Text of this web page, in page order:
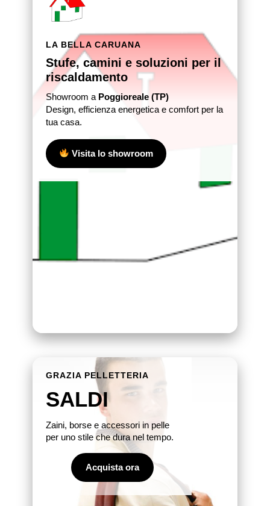
LA BELLA CARUANA
Stufe, camini e soluzioni per il
riscaldamento
Showroom a Poggioreale (TP)
Design, efficienza energetica e comfort per la
tua casa.
Visita lo showroom
GRAZIA PELLETTERIA
SALDI
Zaini, borse e accessori in pelle
per uno stile che dura nel tempo.
Acquista ora